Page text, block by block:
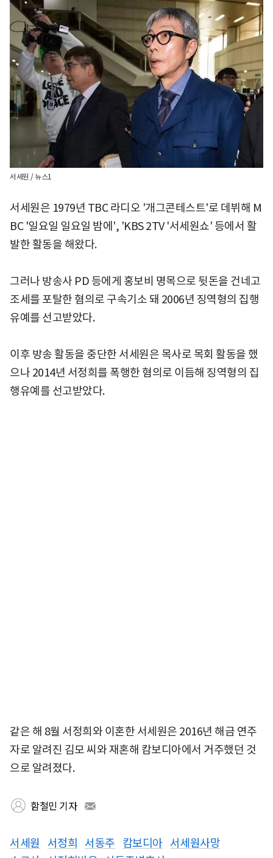
서세원 / 뉴스1
서세원은 1979년 TBC 라디오 '개그콘테스트'로 데뷔해 M
BC '일요일 일요일 밤에', 'KBS 2TV '서세원쇼' 등에서 활
발한 활동을 해왔다.
그러나 방송사 PD 등에게 홍보비 명목으로 뒷돈을 건네고
조세를 포탈한 혐의로 구속기소 돼 2006년 징역형의 집행
유예를 선고받았다.
이후 방송 활동을 중단한 서세원은 목사로 목회 활동을 했
으나 2014년 서정희를 폭행한 혐의로 이듬해 징역형의 집
행유예를 선고받았다.
같은 해 8월 서정희와 이혼한 서세원은 2016년 해금 연주
자로 알려진 김모 씨와 재혼해 캄보디아에서 거주했던 것
으로 알려졌다.
함철민 기자
서세원 서정희 서동주 캄보디아 서세원사망